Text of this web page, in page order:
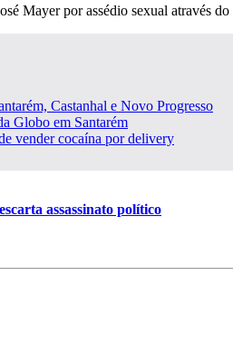
Mayer por assédio sexual através
Castanhal e Novo Progresso
Globo em Santarém
vender cocaína por delivery
assassinato político